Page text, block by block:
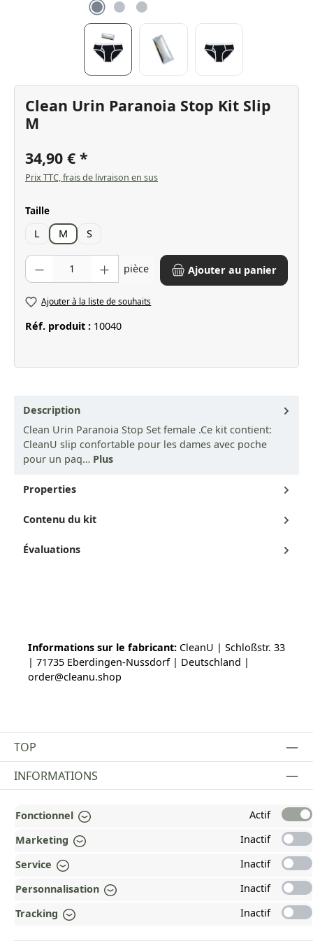
Clean Urin Paranoia Stop Kit Slip
M
34,90 €
Prix TTC, frais de livraison en sus
Sélectionnez
Taille
L M S
Quantité de produit : Entrez la quantité souhaitée ou utilisez les
pièce Ajouter au panier
Ajouter à la liste de souhaits
Réf. produit : 10040
Description
Clean Urin Paranoia Stop Set female .Ce kit contient:
CleanU slip confortable pour les dames avec poche
pour un paq… Plus
Properties
Contenu du kit
Évaluations
Informations sur le fabricant: CleanU | Schloßstr. 33
| 71735 Eberdingen-Nussdorf | Deutschland |
order@cleanu.shop
TOP
INFORMATIONS
PAYMENT AND SHIPPING METHODS
RÉCOMPENSÉ ET CERTIFIÉ !
POURQUOI HEAD&NATURE ?
OUR COMMUNITIES
Fonctionnel
Actif
Marketing
Inactif
Service
Inactif
Personnalisation
Inactif
Tracking
Inactif